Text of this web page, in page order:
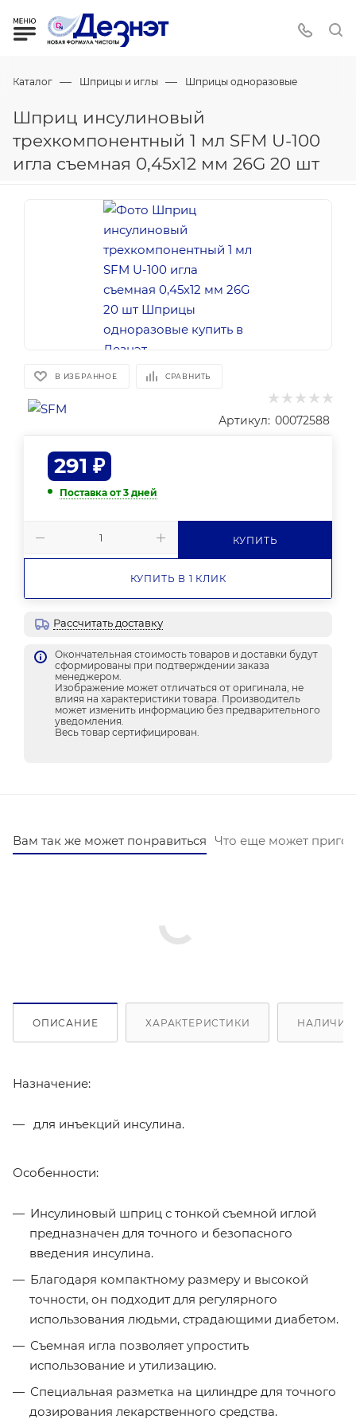
Каталог — Шприцы и иглы — Шприцы одноразовые
Шприц инсулиновый
трехкомпонентный 1 мл SFM U-100
игла съемная 0,45х12 мм 26G 20 шт
В ИЗБРАННОЕ СРАВНИТЬ
Артикул: 00072588
291 ₽
Поставка от 3 дней
КУПИТЬ
КУПИТЬ В 1 КЛИК
Рассчитать доставку
Окончательная стоимость товаров и доставки будут
сформированы при подтверждении заказа
менеджером.
Изображение может отличаться от оригинала, не
влияя на характеристики товара. Производитель
может изменить информацию без предварительного
уведомления.
Весь товар сертифицирован.
Вам так же может понравиться Что еще может
ОПИСАНИЕ ХАРАКТЕРИСТИКИ НАЛИЧИЕ
Назначение:
для инъекций инсулина.
Особенности:
Инсулиновый шприц с тонкой съемной иглой
предназначен для точного и безопасного
введения инсулина.
Благодаря компактному размеру и высокой
точности, он подходит для регулярного
использования людьми, страдающими диабетом.
Съемная игла позволяет упростить
использование и утилизацию.
Специальная разметка на цилиндре для точного
дозирования лекарственного средства.